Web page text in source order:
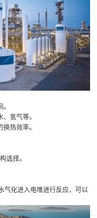
氢气等。
热效率。
选择。
气化进入电堆进行反应，可以